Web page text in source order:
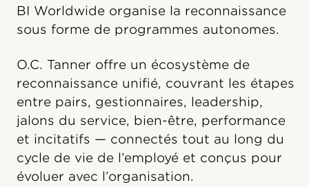
BI Worldwide organise la reconnaissance
sous forme de programmes autonomes.
O.C. Tanner offre un écosystème de
reconnaissance unifié, couvrant les étapes
entre pairs, gestionnaires, leadership,
jalons du service, bien-être, performance
et incitatifs — connectés tout au long du
cycle de vie de l’employé et conçus pour
évoluer avec l’organisation.